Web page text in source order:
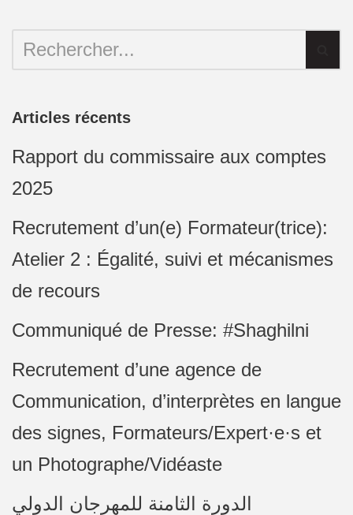
Articles récents
Rapport du commissaire aux comptes
2025
Recrutement d’un(e) Formateur(trice):
Atelier 2 : Égalité, suivi et mécanismes
de recours
Communiqué de Presse: #Shaghilni
Recrutement d’une agence de
Communication, d’interprètes en langue
des signes, Formateurs/Expert·e·s et
un Photographe/Vidéaste
الدورة الثامنة للمهرجان الدولي